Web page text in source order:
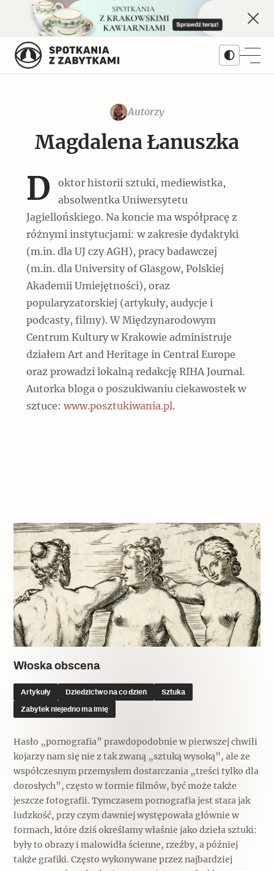
content
Artykuły
Monet w Warszawie. Najważniejsza
Galerie
Popularne
Kruchość rzeczy
Wywiady
Dolnośląski Indiana Jones
Kwartalnik
Prenumerata
Numery archiwalne
Bieżący numer 3/2026
Dziedziny
Architektura
Okręty z cegły i cementu na lądzie
Dziedzictwo na co dzień
Jak wskrzesić smak
Jedźmy w Polskę!
Popularne
Wskazówki idą w dobrą stronę
Varia
Memento dla modernizmu
Zabytek niejedno ma imię
Popularne
Niewykonalne? Nie dla Wawelu
Archeologia
Popularne
Serie
Pomniki historii
Popularne
Biskupin - rezerwat archeologiczny
Muzea od nowa
Jak to działa? Czyli nowa odsłona
jarmużu, zupa z krwi
Autorzy
Zobacz również
Patronaty
MonumentApp
Mapa skojarzeń
Autorzy
Magdalena Łanuszka
D
oktor historii sztuki, mediewistka,
absolwentka Uniwersytetu
Jagiellońskiego. Na koncie ma współpracę z
różnymi instytucjami: w zakresie dydaktyki
(m.in. dla UJ czy AGH), pracy badawczej
(m.in. dla University of Glasgow, Polskiej
Akademii Umiejętności), oraz
popularyzatorskiej (artykuły, audycje i
podcasty, filmy). W Międzynarodowym
Centrum Kultury w Krakowie administruje
działem Art and Heritage in Central Europe
oraz prowadzi lokalną redakcję RIHA Journal.
Autorka bloga o poszukiwaniu ciekawostek w
sztuce: www.posztukiwania.pl .
Włoska obscena
Artykuły Dziedzictwo na co dzień Sztuka
Zabytek niejedno ma imię
Hasło „pornografia” prawdopodobnie w pierwszej chwili
kojarzy nam się nie z tak zwaną „sztuką wysoką”, ale ze
współczesnym przemysłem dostarczania „treści tylko dla
dorosłych”, często w formie filmów, być może także
jeszcze fotografii. Tymczasem pornografia jest stara jak
ludzkość, przy czym dawniej występowała głównie w
formach, które dziś określamy właśnie jako dzieła sztuki:
były to obrazy i malowidła ścienne, rzeźby, a później
także grafiki. Często wykonywane przez najbardziej